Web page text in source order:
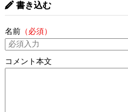
書き込む
名前 （必須）
コメント本文